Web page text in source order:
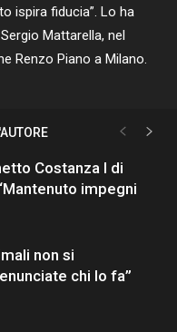
ispira fiducia”. Lo ha
Mattarella, nel
Renzo Piano a Milano.
Costanza I di
impegni
non si
chi lo fa”